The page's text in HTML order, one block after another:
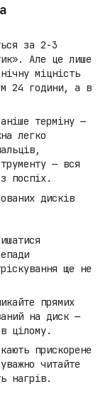
за 2-3
Але це лише
міцність
24 години, а в
терміну —
легко
— вся
поспіх.
ще не
прямих
на диск —
цілому.
прискорене
читайте
нагрів.